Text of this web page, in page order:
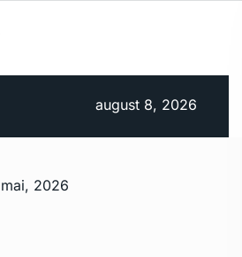
august 8, 2026
2026